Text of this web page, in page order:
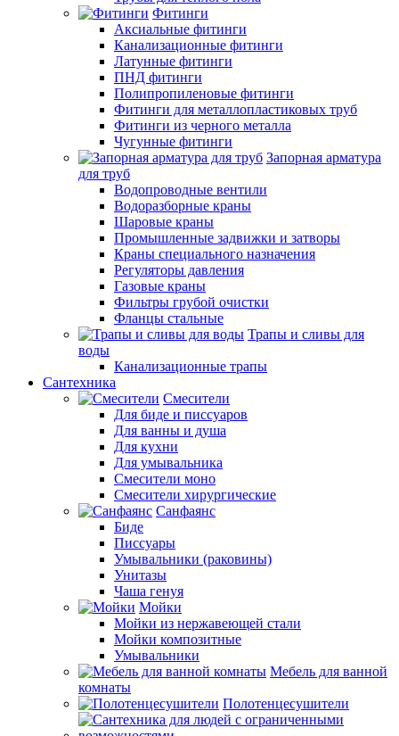
Фитинги
Аксиальные фитинги
Канализационные фитинги
Латунные фитинги
ПНД фитинги
Полипропиленовые фитинги
Фитинги для металлопластиковых труб
Фитинги из черного металла
Чугунные фитинги
Запорная арматура
для труб
Водопроводные вентили
Водоразборные краны
Шаровые краны
Промышленные задвижки и затворы
Краны специального назначения
Регуляторы давления
Газовые краны
Фильтры грубой очистки
Фланцы стальные
Трапы и сливы для
воды
Канализационные трапы
Сантехника
Смесители
Для биде и писсуаров
Для ванны и душа
Для кухни
Для умывальника
Смесители моно
Смесители хирургические
Санфаянс
Биде
Писсуары
Умывальники (раковины)
Унитазы
Чаша генуя
Мойки
Мойки из нержавеющей стали
Мойки композитные
Умывальники
Мебель для ванной
комнаты
Полотенцесушители